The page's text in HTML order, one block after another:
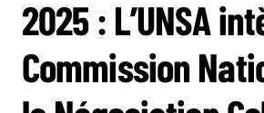
2025 : L’UNSA
Commission